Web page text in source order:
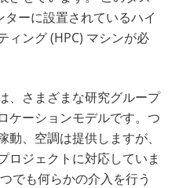
ターに設置されているハイ
ィング (HPC) マシンが必
、さまざまな研究グループ
ケーションモデルです。つ
、空調は提供しますが、
ロジェクトに対応していま
でも何らかの介入を行う